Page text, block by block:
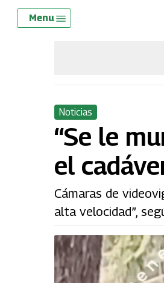
Skip
Menu
Noticias
“Se le
el
Cámaras de
alta velocidad”,
Menu